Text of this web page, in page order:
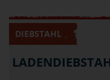
DIEBSTAHL